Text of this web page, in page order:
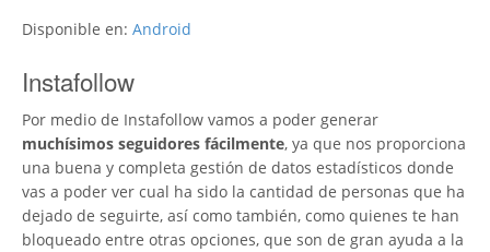
Disponible en: Android
Instafollow
Por medio de Instafollow vamos a poder generar
muchísimos seguidores fácilmente, ya que nos proporciona
una buena y completa gestión de datos estadísticos donde
vas a poder ver cual ha sido la cantidad de personas que ha
dejado de seguirte, así como también, como quienes te han
bloqueado entre otras opciones, que son de gran ayuda a la